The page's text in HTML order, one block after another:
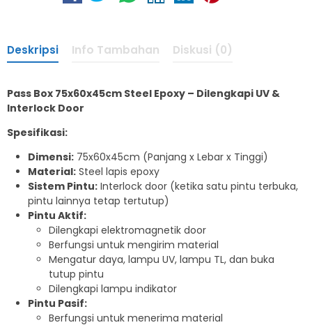
Deskripsi Info Tambahan Diskusi (0)
Pass Box 75x60x45cm Steel Epoxy – Dilengkapi UV &
Interlock Door
Spesifikasi:
Dimensi: 75x60x45cm (Panjang x Lebar x Tinggi)
Material: Steel lapis epoxy
Sistem Pintu: Interlock door (ketika satu pintu terbuka,
pintu lainnya tetap tertutup)
Pintu Aktif:
Dilengkapi elektromagnetik door
Berfungsi untuk mengirim material
Mengatur daya, lampu UV, lampu TL, dan buka
tutup pintu
Dilengkapi lampu indikator
Pintu Pasif:
Berfungsi untuk menerima material